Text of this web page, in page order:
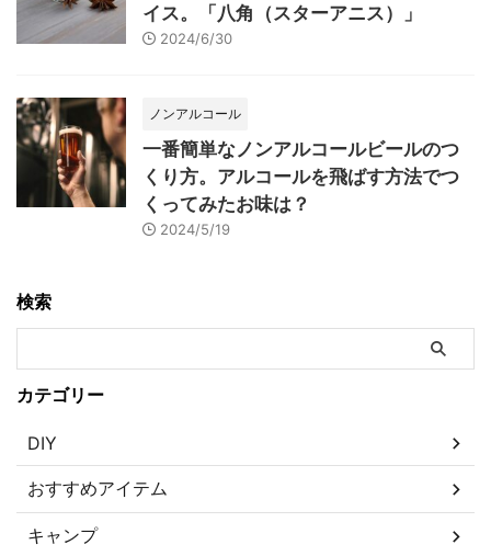
イス。「八角（スターアニス）」
2024/6/30
ノンアルコール
一番簡単なノンアルコールビールのつ
くり方。アルコールを飛ばす方法でつ
くってみたお味は？
2024/5/19
検索
カテゴリー
DIY
おすすめアイテム
キャンプ